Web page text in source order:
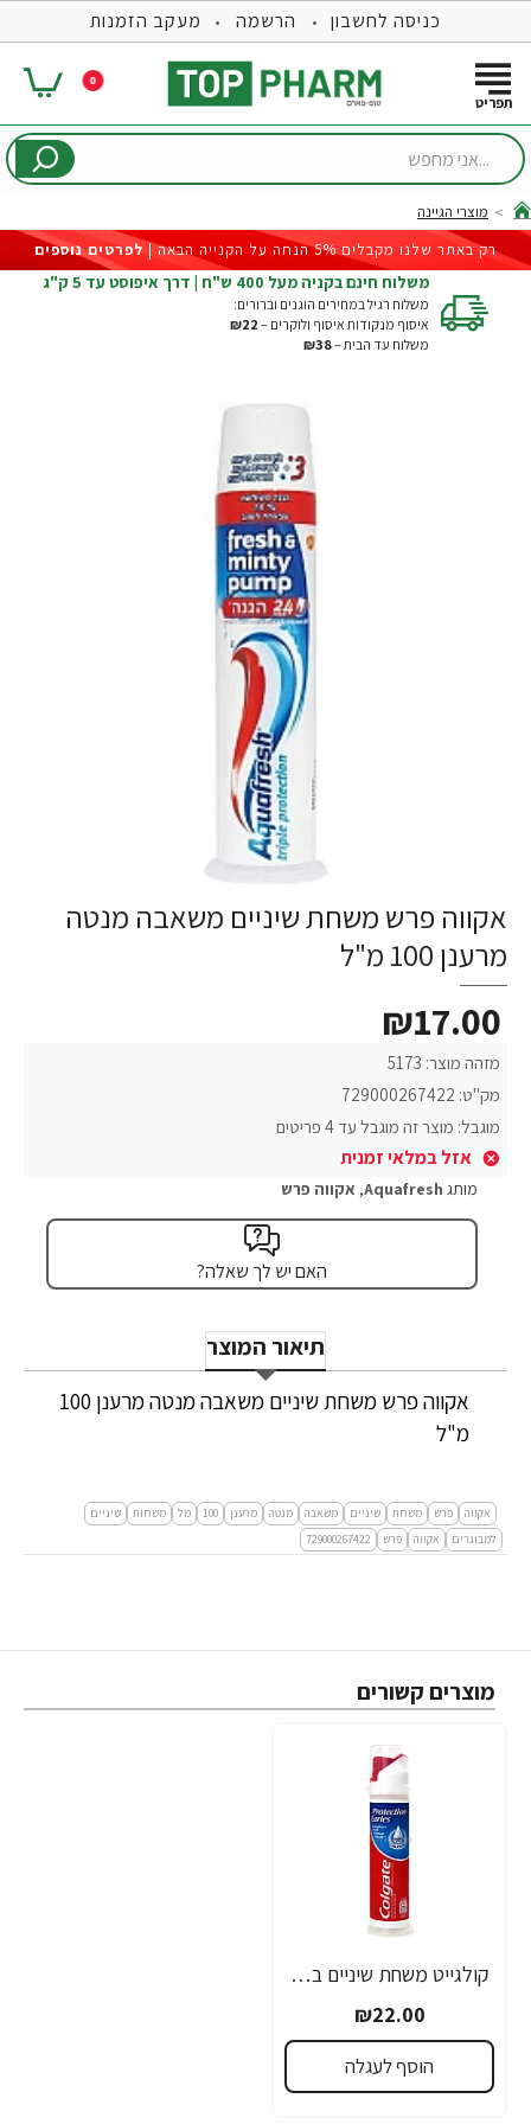
כניסה לחשבון הרשמה מעקב הזמנות
0
...אני
home
מוצרי הגיינה
רק באתר שלנו מקבלים 5% הנחה על הקנייה הבאה |
לפרטים נוספים
משלוח חינם בקניה מעל 400 ש"ח | דרך איפוסט עד 5 ק"ג
משלוח רגיל במחירים הוגנים וברורים:
איסוף מנקודות איסוף ולוקרים – ₪22
משלוח עד הבית –₪38
אקווה פרש משחת שיניים משאבה מנטה
מרענן 100 מ"ל
מזהה מוצר: 5173
מק"ט: 729000267422
מוגבל: מוצר זה מוגבל עד 4 פריטים
אזל במלאי זמנית
₪17.00
מותג Aquafresh
, אקווה פרש
האם יש לך שאלה?
תיאור המוצר
אקווה פרש משחת שיניים משאבה מנטה מרענן 100
מ"ל
אקווה פרש משחת שיניים משאבה מנטה מרענן 100 מל משחות
שיניים
למבוגרים
אקווה פרש 729000267422
מוצרים קשורים
קולגייט משחת שיניים במשאבה למניעת עששת 100 מ"ל - מבית Colgate
₪22.00
הוסף לעגלה